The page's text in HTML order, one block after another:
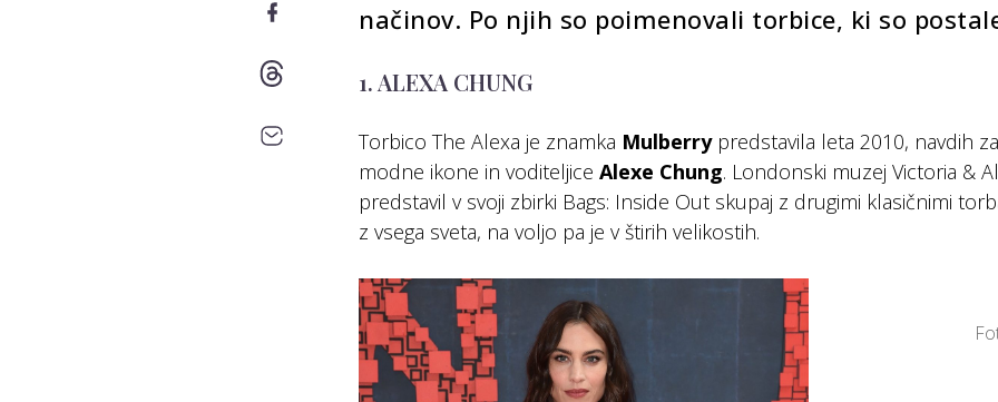
načinov. Po njih so poimenovali torbice, ki so
1. ALEXA CHUNG
Torbico The Alexa je znamka Mulberry predstavila leta 2010, navdih
modne ikone in voditeljice Alexe Chung. Londonski muzej Victoria &
predstavil v svoji zbirki Bags: Inside Out skupaj z drugimi klasičnimi
z vsega sveta, na voljo pa je v štirih velikostih.